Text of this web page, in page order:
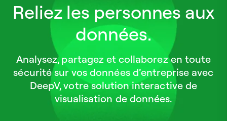
Reliez les personnes aux
données.
Analysez, partagez et collaborez en toute
sécurité sur vos données d’entreprise avec
DeepV, votre solution interactive de
visualisation de données.